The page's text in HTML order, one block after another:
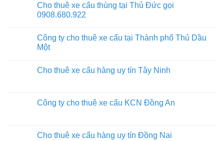
Cho thuê xe cẩu thùng tại Thủ Đức gọi
0908.680.922
Công ty cho thuê xe cẩu tại Thành phố Thủ Dầu
Một
Cho thuê xe cẩu hàng uy tín Tây Ninh
Công ty cho thuê xe cẩu KCN Đồng An
Cho thuê xe cẩu hàng uy tín Đồng Nai